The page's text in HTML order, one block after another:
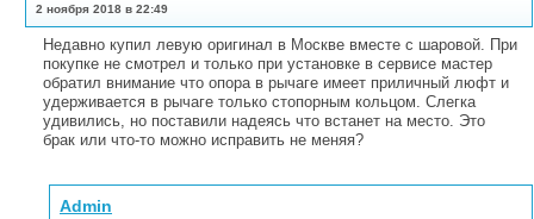
2 ноября 2018 в 22:49
Недавно купил левую оригинал в Москве вместе с шаровой. При
покупке не смотрел и только при установке в сервисе мастер
обратил внимание что опора в рычаге имеет приличный люфт и
удерживается в рычаге только стопорным кольцом. Слегка
удивились, но поставили надеясь что встанет на место. Это
брак или что-то можно исправить не меняя?
Admin